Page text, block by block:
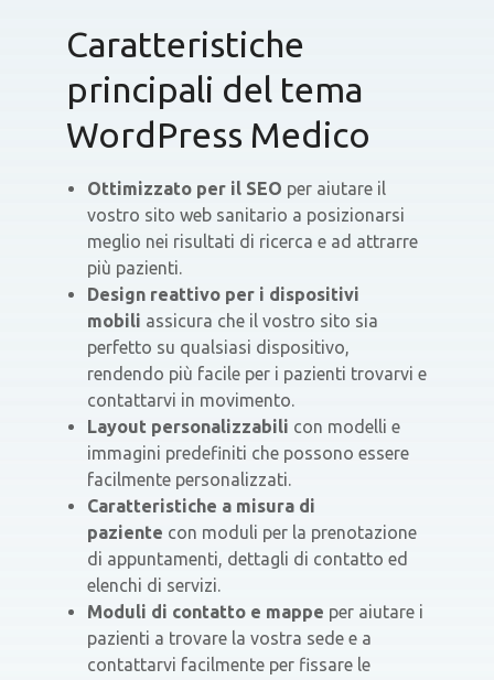
Caratteristiche
principali del tema
WordPress Medico
Ottimizzato per il SEO per aiutare il
vostro sito web sanitario a posizionarsi
meglio nei risultati di ricerca e ad attrarre
più pazienti.
Design reattivo per i dispositivi
mobili assicura che il vostro sito sia
perfetto su qualsiasi dispositivo,
rendendo più facile per i pazienti trovarvi e
contattarvi in movimento.
Layout personalizzabili con modelli e
immagini predefiniti che possono essere
facilmente personalizzati.
Caratteristiche a misura di
paziente con moduli per la prenotazione
di appuntamenti, dettagli di contatto ed
elenchi di servizi.
Moduli di contatto e mappe per aiutare i
pazienti a trovare la vostra sede e a
contattarvi facilmente per fissare le